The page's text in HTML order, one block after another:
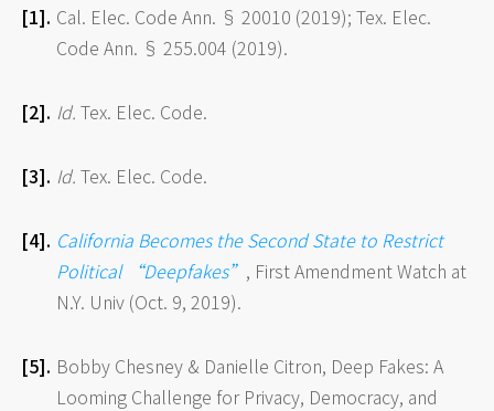
Cal. Elec. Code Ann. § 20010 (2019); Tex. Elec.
Code Ann. § 255.004 (2019).
Id. Tex. Elec. Code.
Id. Tex. Elec. Code.
California Becomes the Second State to Restrict
Political “Deepfakes” , First Amendment Watch at
N.Y. Univ (Oct. 9, 2019).
Bobby Chesney & Danielle Citron, Deep Fakes: A
Looming Challenge for Privacy, Democracy, and